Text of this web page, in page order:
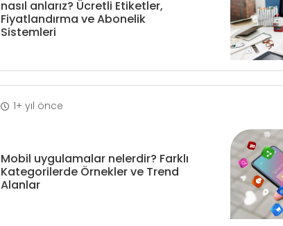
nasıl anlarız? Ücretli Etiketler,
Fiyatlandırma ve Abonelik
Sistemleri
1+ yıl önce
Mobil uygulamalar nelerdir? Farklı
Kategorilerde Örnekler ve Trend
Alanlar